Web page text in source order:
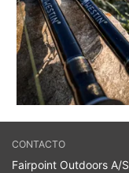
CONTACTO
Fairpoint Outdoors A/S